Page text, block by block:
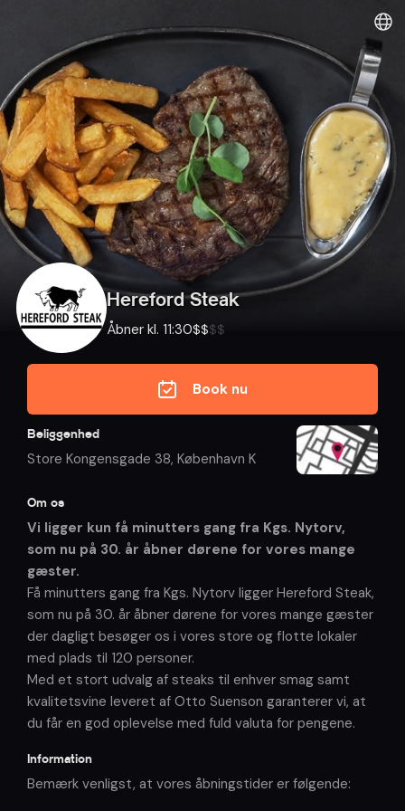
Hereford Steak
Åbner kl. 11:30$$$$
Beliggenhed
Store Kongensgade 38, København K
Om os
Vi ligger kun få minutters gang fra Kgs. Nytorv,
som nu på 30. år åbner dørene for vores mange
gæster.
Få minutters gang fra Kgs. Nytorv ligger Hereford Steak,
som nu på 30. år åbner dørene for vores mange gæster
der dagligt besøger os i vores store og flotte lokaler
med plads til 120 personer.
Med et stort udvalg af steaks til enhver smag samt
kvalitetsvine leveret af Otto Suenson garanterer vi, at
du får en god oplevelse med fuld valuta for pengene.
Information
Bemærk venligst, at vores åbningstider er følgende:
Book nu